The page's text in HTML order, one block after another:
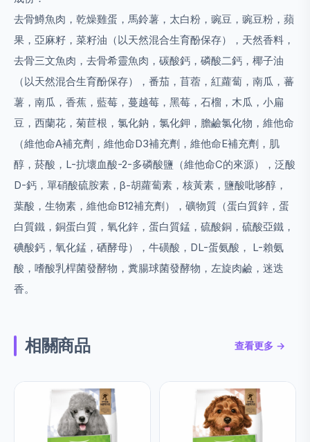
去骨鱒魚肉，乾燥雞蛋，馬鈴薯，太白粉，豌豆，豌豆粉，蘋
果，亞麻籽，菜籽油（以天然混合生育酚保存），天然香料，
去骨三文魚肉，去骨希靈魚肉，碳酸鈣，磷酸二鈣，椰子油
（以天然混合生育酚保存），番茄，苜蓿，紅蘿蔔，南瓜，蕃
薯，南瓜，香蕉，藍莓，蔓越莓，黑莓，石榴，木瓜，小扁
豆，西蘭花，菊苣根，氯化鈉，氯化鉀，膽鹼氯化物，維他命
（維他命A補充劑，維他命D3補充劑，維他命E補充劑，肌
醇，菸酸，L-抗壞血酸-2-多磷酸鹽（維他命C的來源），泛酸
D-鈣，單硝酸硫胺素，β-胡蘿蔔素，核黃素，鹽酸吡哆醇，
葉酸，生物素，維他命B12補充劑），礦物質（蛋白質鋅，蛋
白質鐵，銅蛋白質，氧化鋅，蛋白質錳，硫酸銅，硫酸亞鐵，
碘酸鈣，氧化錳，硒酵母），牛磺酸，DL-蛋氨酸， L-賴氨
酸，嗜酸乳桿菌發酵物，糞腸球菌發酵物，左旋肉鹼，迷迭
香。
相關商品 查看更多 →